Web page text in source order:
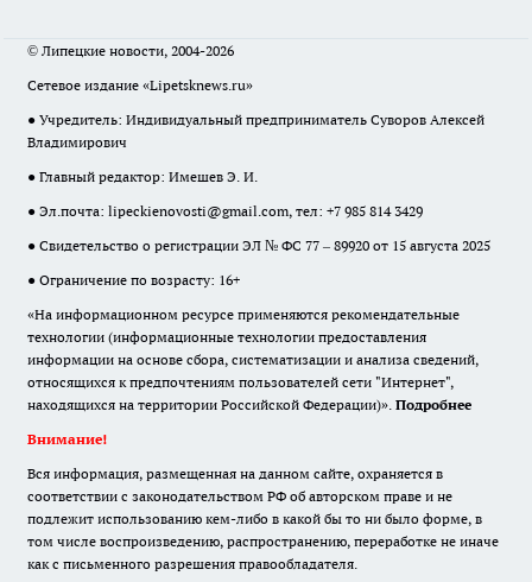
© Липецкие новости, 2004-2026
Сетевое издание «Lipetsknews.ru»
● Учредитель: Индивидуальный предприниматель Суворов Алексей
Владимирович
● Главный редактор: Имешев Э. И.
● Эл.почта: lipeckienovosti@gmail.com, тел: +7 985 814 3429
● Свидетельство о регистрации ЭЛ № ФС 77 – 89920 от 15 августа 2025
● Ограничение по возрасту: 16+
«На информационном ресурсе применяются рекомендательные
технологии (информационные технологии предоставления
информации на основе сбора, систематизации и анализа сведений,
относящихся к предпочтениям пользователей сети "Интернет",
находящихся на территории Российской Федерации)». Подробнее
Внимание!
Вся информация, размещенная на данном сайте, охраняется в
соответствии с законодательством РФ об авторском праве и не
подлежит использованию кем-либо в какой бы то ни было форме, в
том числе воспроизведению, распространению, переработке не иначе
как с письменного разрешения правообладателя.